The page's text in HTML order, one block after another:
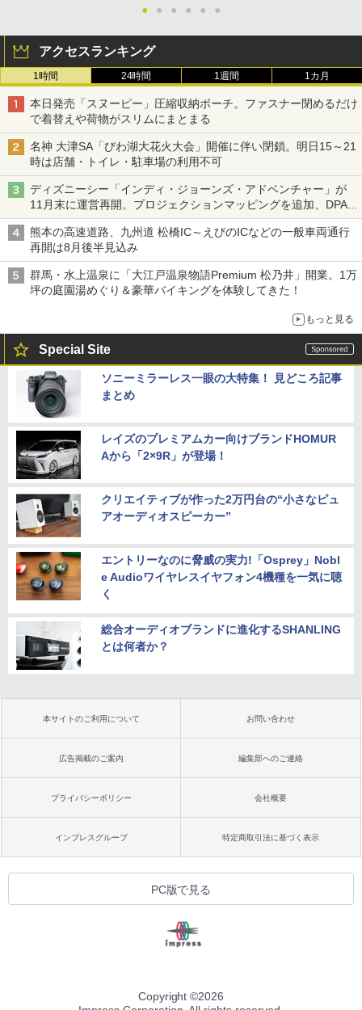
● ● ● ● ● ●
アクセスランキング
1時間 24時間 1週間 1カ月
本日発売「スヌーピー」圧縮収納ポーチ。ファスナー閉めるだけ
で着替えや荷物がスリムにまとまる
名神 大津SA「びわ湖大花火大会」開催に伴い閉鎖。明日15～21
時は店舗・トイレ・駐車場の利用不可
ディズニーシー「インディ・ジョーンズ・アドベンチャー」が
11月末に運営再開。プロジェクションマッピングを追加、DPA
は1500円
熊本の高速道路、九州道 松橋IC～えびのICなどの一般車両通行
再開は8月後半見込み
群馬・水上温泉に「大江戸温泉物語Premium 松乃井」開業。1万
坪の庭園湯めぐり＆豪華バイキングを体験してきた！
もっと見る
Special Site
ソニーミラーレス一眼の大特集！ 見どころ記事
まとめ
レイズのプレミアムカー向けブランドHOMUR
Aから「2×9R」が登場！
クリエイティブが作った2万円台の“小さなピュ
アオーディオスピーカー”
エントリーなのに脅威の実力!「Osprey」Nobl
e Audioワイヤレスイヤフォン4機種を一気に聴
く
総合オーディオブランドに進化するSHANLING
とは何者か？
本サイトのご利用について お問い合わせ
広告掲載のご案内 編集部へのご連絡
プライバシーポリシー 会社概要
インプレスグループ 特定商取引法に基づく表示
PC版で見る
Copyright ©2026